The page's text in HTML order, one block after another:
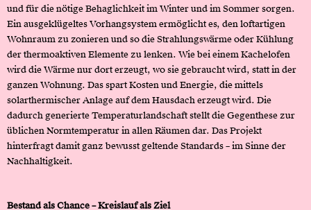
und für die nötige Behaglichkeit im Winter und im Sommer sorgen.
Ein ausgeklügeltes Vorhangsystem ermöglicht es, den loftartigen
Wohnraum zu zonieren und so die Strahlungswärme oder Kühlung
der thermoaktiven Elemente zu lenken. Wie bei einem Kachelofen
wird die Wärme nur dort erzeugt, wo sie gebraucht wird, statt in der
ganzen Wohnung. Das spart Kosten und Energie, die mittels
solarthermischer Anlage auf dem Hausdach erzeugt wird. Die
dadurch generierte Temperaturlandschaft stellt die Gegenthese zur
üblichen Normtemperatur in allen Räumen dar. Das Projekt
hinterfragt damit ganz bewusst geltende Standards – im Sinne der
Nachhaltigkeit.
Bestand als Chance – Kreislauf als Ziel